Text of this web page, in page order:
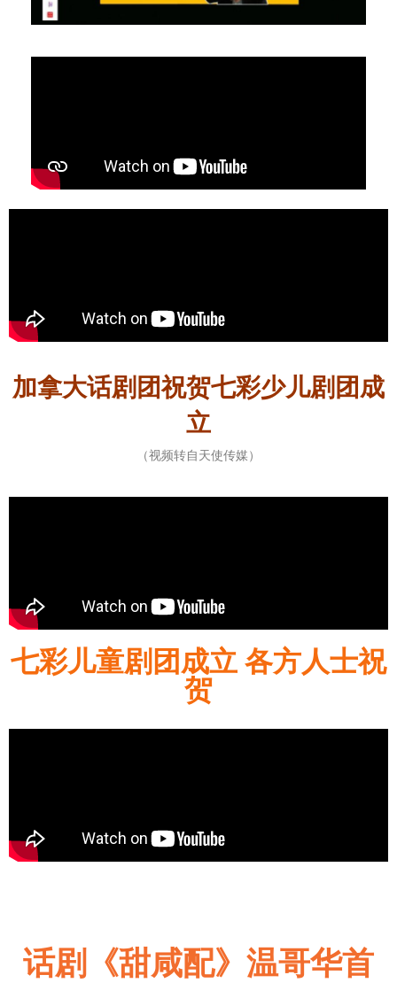
加拿大话剧团祝贺七彩少儿剧团成
立
（视频转自天使传媒）
七彩儿童剧团成立 各方人士祝
贺
话剧《甜咸配》温哥华首